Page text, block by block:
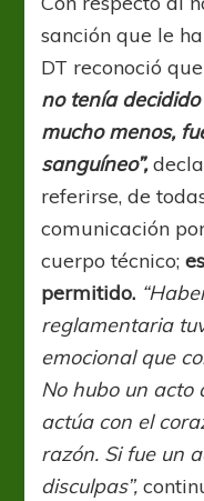
sanción que le
DT reconoció
no tenía
mucho menos,
sanguíneo”,
referirse, de
comunicación
cuerpo técnico;
permitido.
reglamentaria
emocional que
No hubo un acto
actúa con el
razón. Si fue un
disculpas”,